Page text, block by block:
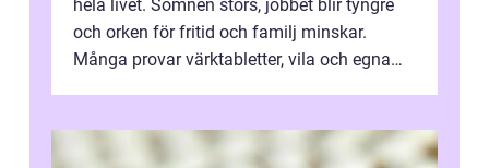
hela livet. Sömnen störs, jobbet blir tyngre
och orken för fritid och familj minskar.
Många provar värktabletter, vila och egna